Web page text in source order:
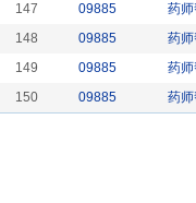
147
09885 药
148
09885 药
149
09885 药
150
09885 药